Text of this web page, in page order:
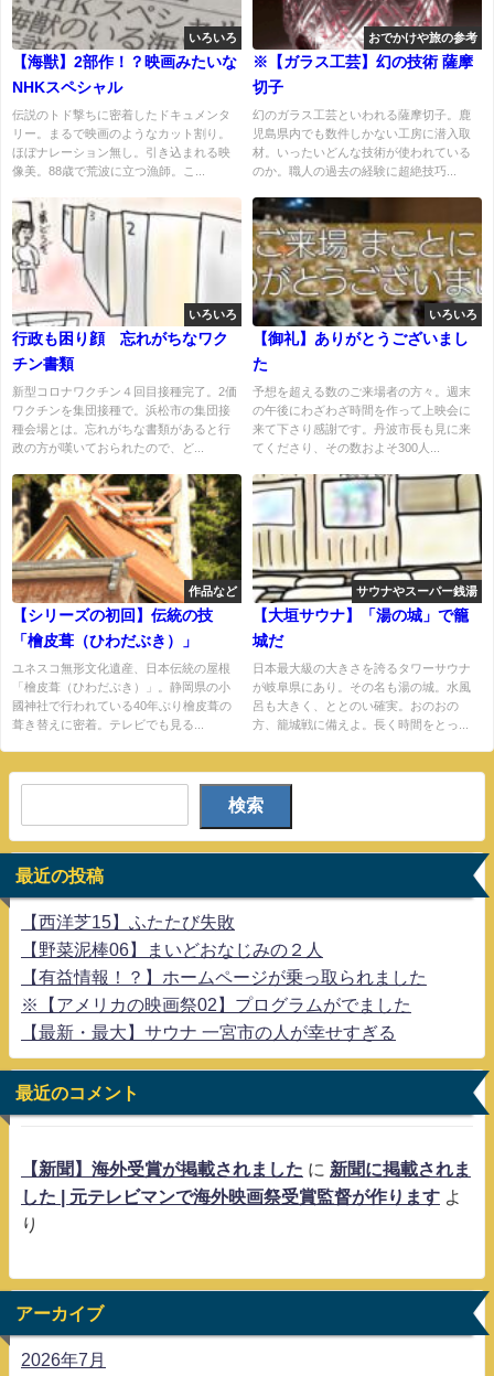
いろいろ
【海獣】2部作！？映画みたいな
NHKスペシャル
伝説のトド撃ちに密着したドキュメンタ
リー。まるで映画のようなカット割り。
ほぼナレーション無し。引き込まれる映
像美。88歳で荒波に立つ漁師。こ...
おでかけや旅の参考
※【ガラス工芸】幻の技術 薩摩
切子
幻のガラス工芸といわれる薩摩切子。鹿
児島県内でも数件しかない工房に潜入取
材。いったいどんな技術が使われている
のか。職人の過去の経験に超絶技巧...
いろいろ
行政も困り顔 忘れがちなワク
チン書類
新型コロナワクチン４回目接種完了。2価
ワクチンを集団接種で。浜松市の集団接
種会場とは。忘れがちな書類があると行
政の方が嘆いておられたので、ど...
いろいろ
【御礼】ありがとうございまし
た
予想を超える数のご来場者の方々。週末
の午後にわざわざ時間を作って上映会に
来て下さり感謝です。丹波市長も見に来
てくださり、その数およそ300人...
作品など
【シリーズの初回】伝統の技
「檜皮葺（ひわだぶき）」
ユネスコ無形文化遺産、日本伝統の屋根
「檜皮葺（ひわだぶき）」。静岡県の小
國神社で行われている40年ぶり檜皮葺の
葺き替えに密着。テレビでも見る...
サウナやスーパー銭湯
【大垣サウナ】「湯の城」で籠
城だ
日本最大級の大きさを誇るタワーサウナ
が岐阜県にあり。その名も湯の城。水風
呂も大きく、ととのい確実。おのおの
方、籠城戦に備えよ。長く時間をとっ...
検索
最近の投稿
【西洋芝15】ふたたび失敗
【野菜泥棒06】まいどおなじみの２人
【有益情報！？】ホームページが乗っ取られました
※【アメリカの映画祭02】プログラムがでました
【最新・最大】サウナ 一宮市の人が幸せすぎる
最近のコメント
【新聞】海外受賞が掲載されました に 新聞に掲載されま
した | 元テレビマンで海外映画祭受賞監督が作ります よ
り
アーカイブ
2026年7月